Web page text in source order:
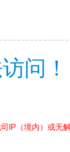
问！
IP（境内）或无